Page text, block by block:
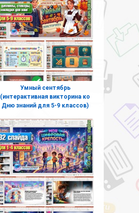
Умный сентябрь
(интерактивная викторина ко
Дню знаний для 5-9 классов)